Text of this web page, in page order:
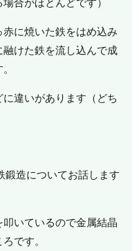
に焼いた鉄をはめ込み
けた鉄を流し込んで成
違いがあります（どち
鍛造についてお話します
いているので金属結晶
です。